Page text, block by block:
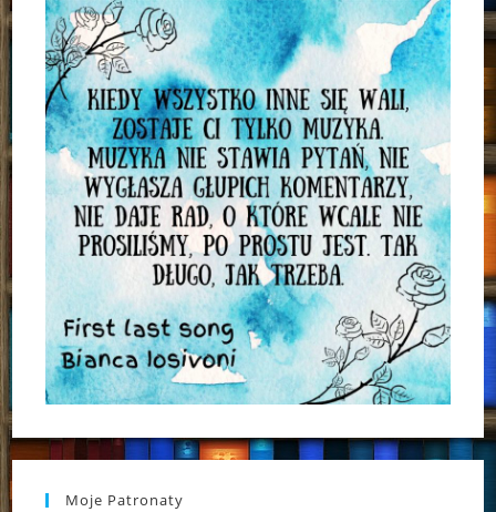
Moje Patronaty